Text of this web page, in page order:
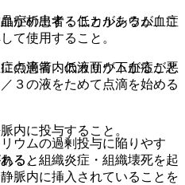
が析出することがあるが、こ
て使用すること。
点滴筒内の液面が下がること
３の液をためて点滴を始める
内に投与すること。
ると組織炎症・組織壊死を起
脈内に挿入されていることを
症の患者：低カルシウム血症
の患者：低カリウム血症が悪
ウムの過剰投与に陥りやす
る。